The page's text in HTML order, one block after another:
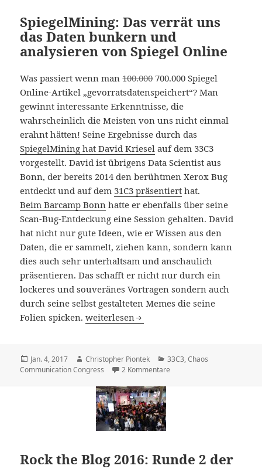
SpiegelMining: Das verrät uns
das Daten bunkern und
analysieren von Spiegel Online
Was passiert wenn man100.000700.000 Spiegel
Online-Artikel „gevorratsdatenspeichert“? Man
gewinnt interessante Erkenntnisse, die
wahrscheinlich die Meisten von uns nicht einmal
erahnt hätten! Seine Ergebnisse durch das
SpiegelMining hat David Kriesel auf dem 33C3
vorgestellt. David ist übrigens Data Scientist aus
Bonn, der bereits 2014 den berühtmen Xerox Bug
entdeckt und auf dem 31C3 präsentiert hat.
Beim Barcamp Bonn hatte er ebenfalls über seine
Scan-Bug-Entdeckung eine Session gehalten. David
hat nicht nur gute Ideen, wie er Wissen aus den
Daten, die er sammelt, ziehen kann, sondern kann
dies auch sehr unterhaltsam und anschaulich
präsentieren. Das schafft er nicht nur durch ein
lockeres und souveränes Vortragen sondern auch
durch seine selbst gestalteten Memes die seine
Folien spicken.SpiegelMining: Das verrät uns das
weiterlesen
Veröffentlicht
am
Jan. 4, 2017 Autor
Christopher Piontek Kategorien
33C3,Chaos
Communication Congress
2 Kommentare
Rock the Blog 2016: Runde 2 der